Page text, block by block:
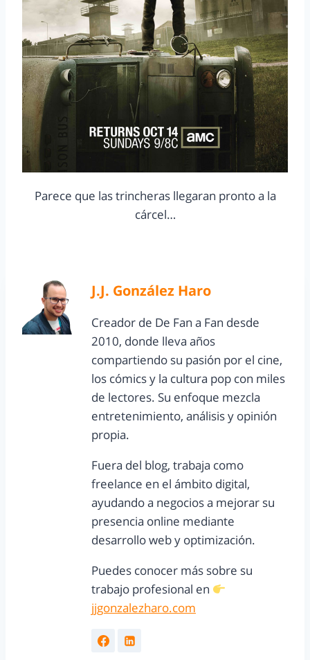
Parece que las trincheras llegaran pronto a la
cárcel…
J.J. González Haro
Creador de De Fan a Fan desde
2010, donde lleva años
compartiendo su pasión por el cine,
los cómics y la cultura pop con miles
de lectores. Su enfoque mezcla
entretenimiento, análisis y opinión
propia.
Fuera del blog, trabaja como
freelance en el ámbito digital,
ayudando a negocios a mejorar su
presencia online mediante
desarrollo web y optimización.
Puedes conocer más sobre su
trabajo profesional en
jjgonzalezharo.com